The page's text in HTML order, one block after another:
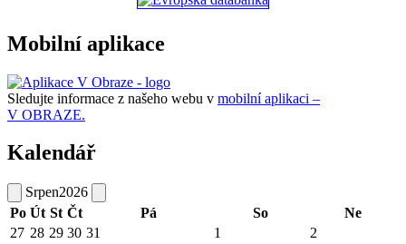
Mobilní aplikace
Sledujte informace z našeho webu v mobilní aplikaci –
V OBRAZE.
Kalendář
Srpen2026
Po Út St Čt Pá So
Ne
27 28 29 30 31 1 2